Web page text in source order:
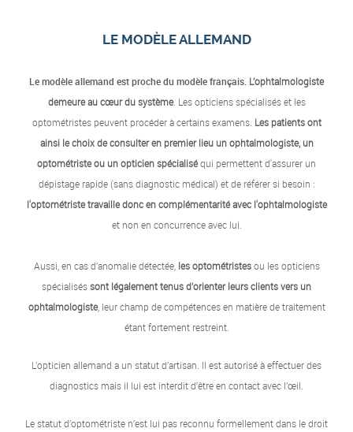
LE MODÈLE ALLEMAND
Le modèle allemand est proche du modèle français. L’ophtalmologiste
demeure au cœur du système. Les opticiens spécialisés et les
optométristes peuvent procéder à certains examens. Les patients ont
ainsi le choix de consulter en premier lieu un ophtalmologiste, un
optométriste ou un opticien spécialiséqui permettent d'assurer un
dépistage rapide (sans diagnostic médical) et de référer si besoin :
l'optométriste travaille donc en complémentarité avec l'ophtalmologiste
et non en concurrence avec lui.
Aussi, en cas d’anomalie détectée, les optométristesou les opticiens
spécialiséssont légalement tenus d’orienter leurs clients vers un
ophtalmologiste, leur champ de compétences en matière de traitement
étant fortement restreint.
L’opticien allemand a un statut d’artisan. Il est autorisé à effectuer des
diagnostics mais il lui est interdit d’être en contact avec l’œil.
Le statut d’optométriste n’est lui pas reconnu formellement dans le droit